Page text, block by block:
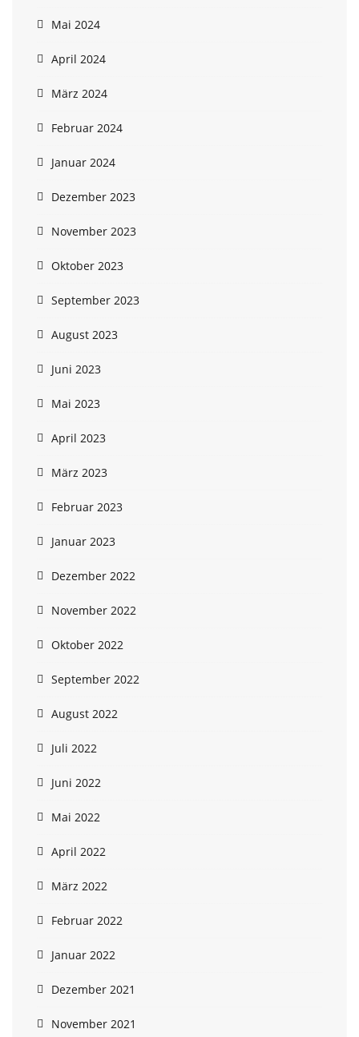
Mai 2024
April 2024
März 2024
Februar 2024
Januar 2024
Dezember 2023
November 2023
Oktober 2023
September 2023
August 2023
Juni 2023
Mai 2023
April 2023
März 2023
Februar 2023
Januar 2023
Dezember 2022
November 2022
Oktober 2022
September 2022
August 2022
Juli 2022
Juni 2022
Mai 2022
April 2022
März 2022
Februar 2022
Januar 2022
Dezember 2021
November 2021